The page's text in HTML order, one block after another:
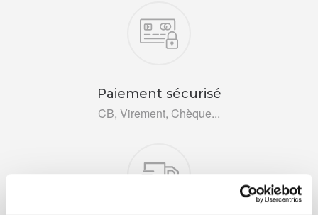
Paiement sécurisé
CB, Virement, Chèque...